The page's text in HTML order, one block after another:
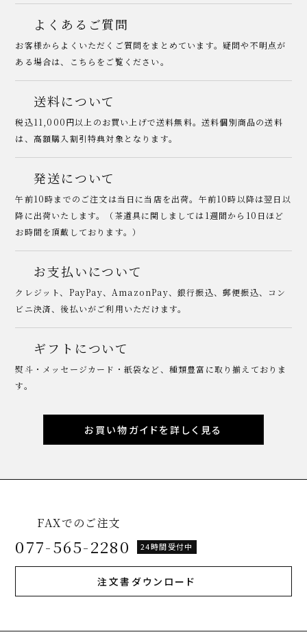
よくあるご質問
お客様からよくいただくご質問をまとめています。疑問や不明点が
ある場合は、こちらをご覧ください。
送料について
税込11,000円以上のお買い上げで送料無料。送料個別商品の送料
は、高額購入割引特典対象となります。
発送について
午前10時までのご注文は当日に当店を出荷。午前10時以降は翌日以
降に出荷いたします。（茶道具に関しましては1週間から10日ほど
お時間を頂戴しております。）
お支払いについて
クレジット、PayPay、AmazonPay、銀行振込、郵便振込、コン
ビニ決済、後払いがご利用いただけます。
ギフトについて
熨斗・メッセージカード・紙袋など、種類豊富に取り揃えておりま
す。
お買い物ガイドを詳しく見る
FAXでのご注文
077-565-2280 24時間受付中
注文書ダウンロード